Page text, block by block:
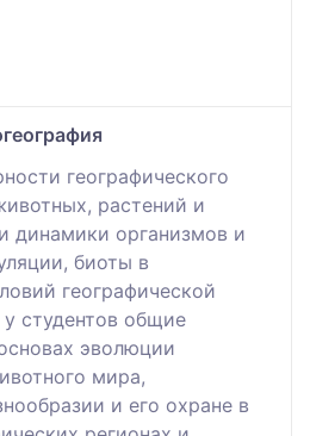
географического
растений и
динамики организмов и
биоты в
географической
студентов общие
эволюции
мира,
и его охране в